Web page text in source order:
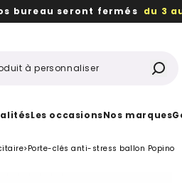
bureau seront fermés du 3
Les occasionsNos marques
>Porte-clés anti-stress ballon Popino